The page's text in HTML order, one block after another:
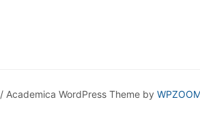
/ Academica WordPress Theme by